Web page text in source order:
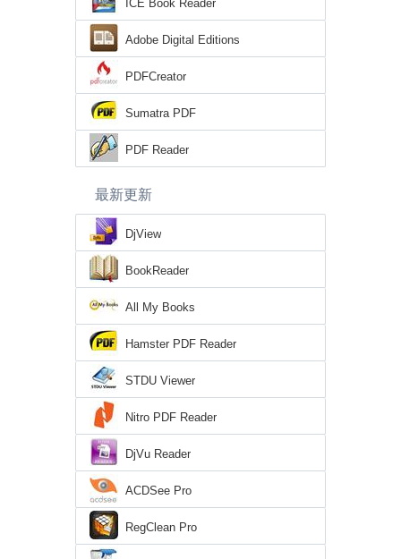
ICE Book Reader
Adobe Digital Editions
PDFCreator
Sumatra PDF
PDF Reader
最新更新
DjView
BookReader
All My Books
Hamster PDF Reader
STDU Viewer
Nitro PDF Reader
DjVu Reader
ACDSee Pro
RegClean Pro